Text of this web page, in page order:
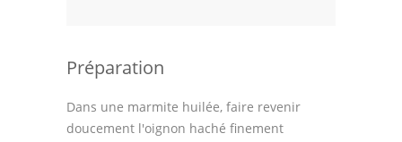
Préparation
Dans une marmite huilée, faire revenir
doucement l'oignon haché finement